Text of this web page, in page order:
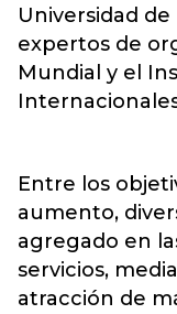
Universidad
expertos de
Mundial y el
Entre los
aumento,
agregado en
servicios,
atracción de